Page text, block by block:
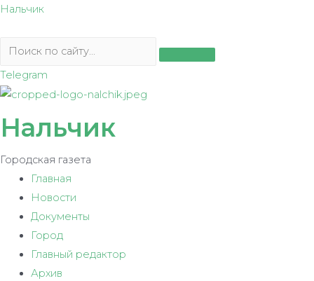
Перейти
содержимому
Нальчик
Telegram
Нальчик
Городская газета
Главная
Новости
Документы
Город
Главный редактор
Архив